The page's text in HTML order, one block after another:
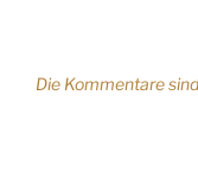
Die Kommentare